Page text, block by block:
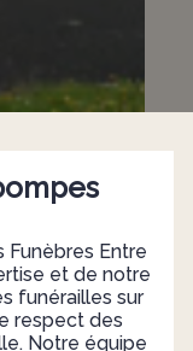
Entre
et de notre
funérailles sur
respect des
Notre équipe